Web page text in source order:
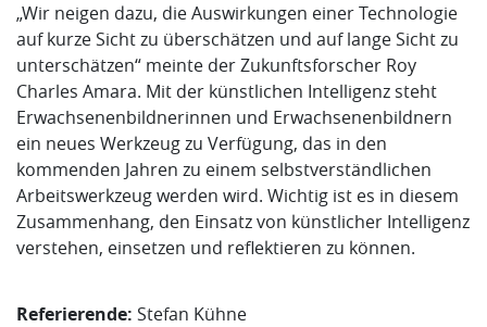
„Wir neigen dazu, die Auswirkungen einer Technologie
auf kurze Sicht zu überschätzen und auf lange Sicht zu
unterschätzen“ meinte der Zukunftsforscher Roy
Charles Amara. Mit der künstlichen Intelligenz steht
Erwachsenenbildnerinnen und Erwachsenenbildnern
ein neues Werkzeug zu Verfügung, das in den
kommenden Jahren zu einem selbstverständlichen
Arbeitswerkzeug werden wird. Wichtig ist es in diesem
Zusammenhang, den Einsatz von künstlicher Intelligenz
verstehen, einsetzen und reflektieren zu können.
Referierende: Stefan Kühne